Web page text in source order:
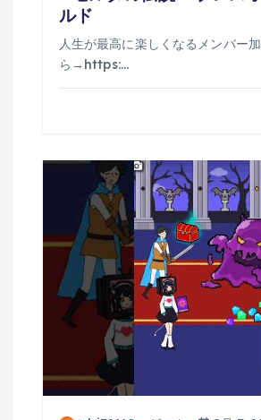
ルド
人生が最高に楽しくなるメンバー
ら→https:…